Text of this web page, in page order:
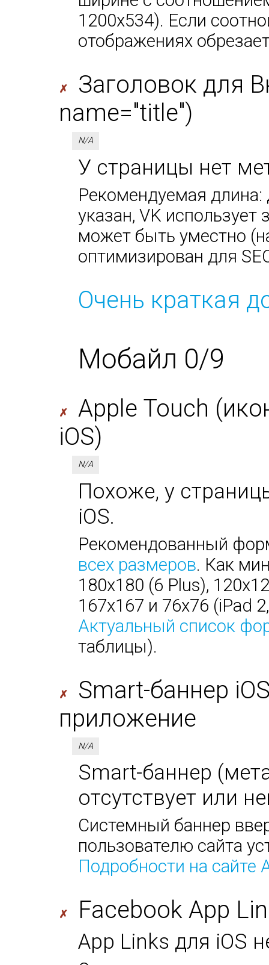
1200х534). Если
отображениях
✗
Заголовок для
name="title")
N/A
У страницы нет
Рекомендуемая длина:
указан, VK использует
может быть уместно
оптимизирован для
Очень краткая
Мобайл 0/9
✗
Apple Touch
iOS)
N/A
Похоже, у
iOS.
Рекомендованный
всех размеров. Как
180х180 (6 Plus),
167х167 и 76х76 (iPad
Актуальный список
таблицы).
✗
Smart-баннер
приложение
N/A
Smart-баннер
отсутствует или
Системный баннер
пользователю сайта
Подробности на сайте
✗ Facebook App
App Links для iOS